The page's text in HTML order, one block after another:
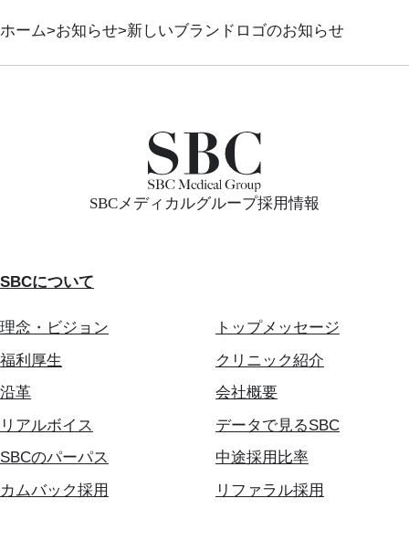
ホーム お知らせ 新しいブランドロゴのお知らせ
SBCメディカルグループ採用情報
SBCについて
理念・ビジョン
トップメッセージ
福利厚生
クリニック紹介
沿革
会社概要
リアルボイス
データで見るSBC
SBCのパーパス
中途採用比率
カムバック採用
リファラル採用